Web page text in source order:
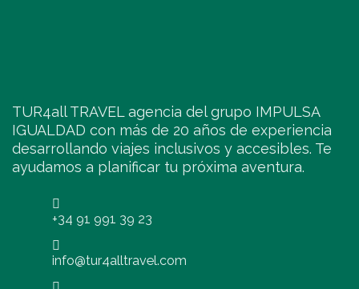
TUR4all TRAVEL agencia del grupo IMPULSA
IGUALDAD con más de 20 años de experiencia
desarrollando viajes inclusivos y accesibles. Te
ayudamos a planificar tu próxima aventura.
+34 91 991 39 23
info@tur4alltravel.com